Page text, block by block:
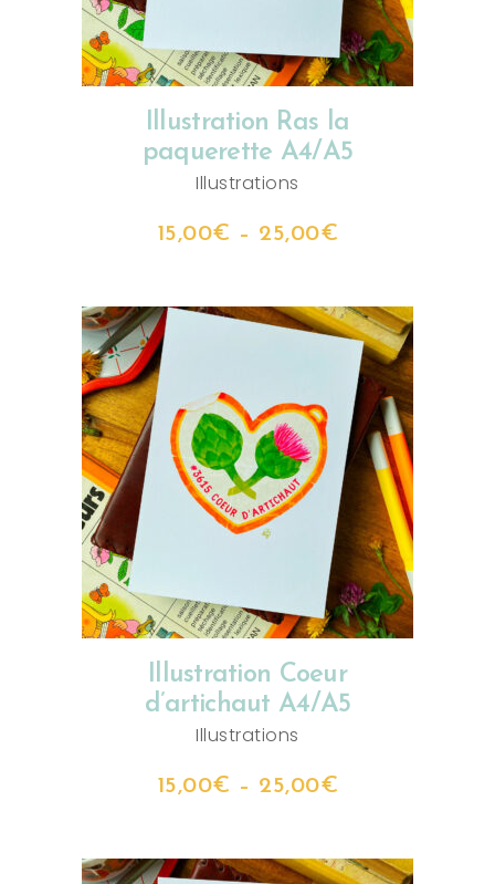
Illustration Ras la
paquerette A4/A5
Illustrations
15,00€ – 25,00€
CHOIX DES OPTIONS
Illustration Coeur
d’artichaut A4/A5
Illustrations
15,00€ – 25,00€